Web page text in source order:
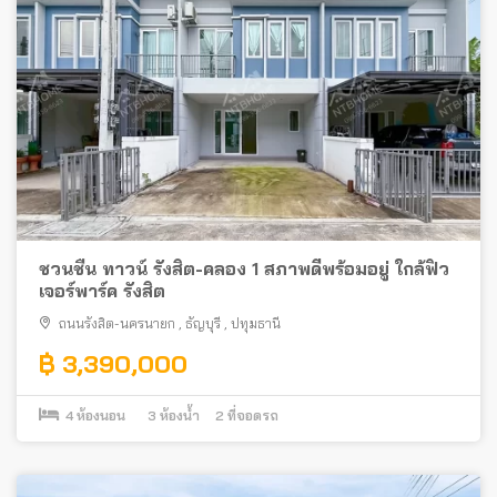
ชวนชื่น ทาวน์ รังสิต-คลอง 1 สภาพดีพร้อมอยู่ ใกล้ฟิว
เจอร์พาร์ค รังสิต
ถนนรังสิต-นครนายก , ธัญบุรี , ปทุมธานี
฿ 3,390,000
4 ห้องนอน 3 ห้องน้ำ 2 ที่จอดรถ